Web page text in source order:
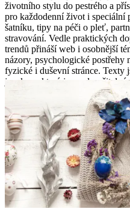
životního stylu do pestrého a
pro každodenní život i speciální
šatníku, tipy na péči o pleť,
stravování. Vedle praktických
trendů přináší web i osobnější
názory, psychologické postřehy
fyzické i duševní stránce. Texty
jazykem, který je snadno čitelný